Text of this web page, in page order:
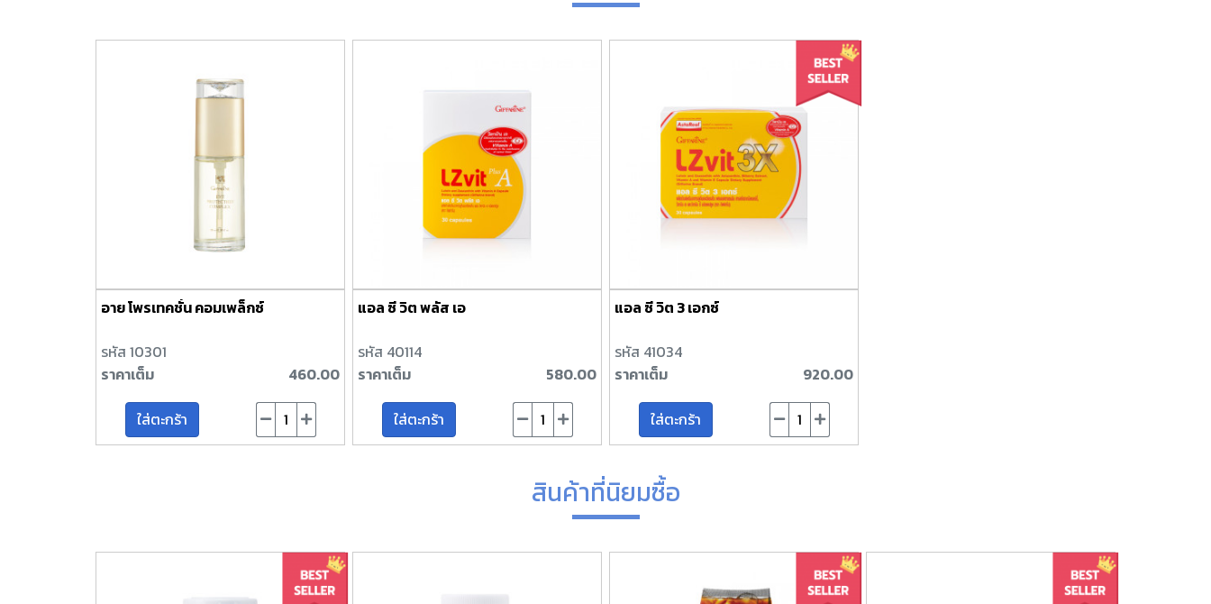
อาย โพรเทคชั่น คอมเพล็กซ์
รหัส 10301
ราคาเต็ม
460.00
ใส่ตะกร้า
แอล ซี วิต พลัส เอ
รหัส 40114
ราคาเต็ม
580.00
ใส่ตะกร้า
แอล ซี วิต 3 เอกซ์
รหัส 41034
ราคาเต็ม
920.00
ใส่ตะกร้า
สินค้าที่นิยมซื้อ